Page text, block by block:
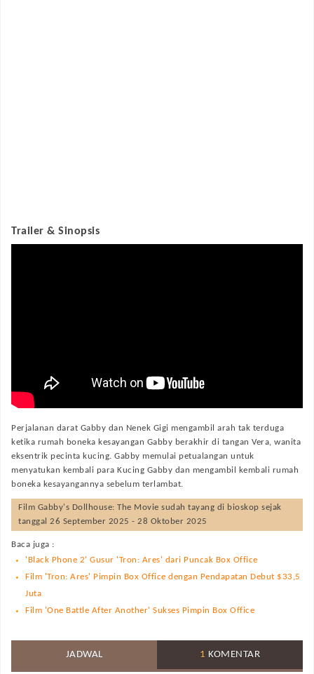
Trailer & Sinopsis
Perjalanan darat Gabby dan Nenek Gigi mengambil arah tak terduga
ketika rumah boneka kesayangan Gabby berakhir di tangan Vera, wanita
eksentrik pecinta kucing. Gabby memulai petualangan untuk
menyatukan kembali para Kucing Gabby dan mengambil kembali rumah
boneka kesayangannya sebelum terlambat.
Film Gabby's Dollhouse: The Movie sudah tayang di bioskop sejak
tanggal 26 September 2025 - 28 Oktober 2025
Baca juga :
'Black Phone 2' Gusur 'Tron: Ares' dari Puncak Box Office
Film 'Tron: Ares' Pimpin Box Office dengan Pendapatan Debut $33,5
Juta
Film 'One Battle After Another' Sukses Pimpin Box Office
JADWAL 1 KOMENTAR